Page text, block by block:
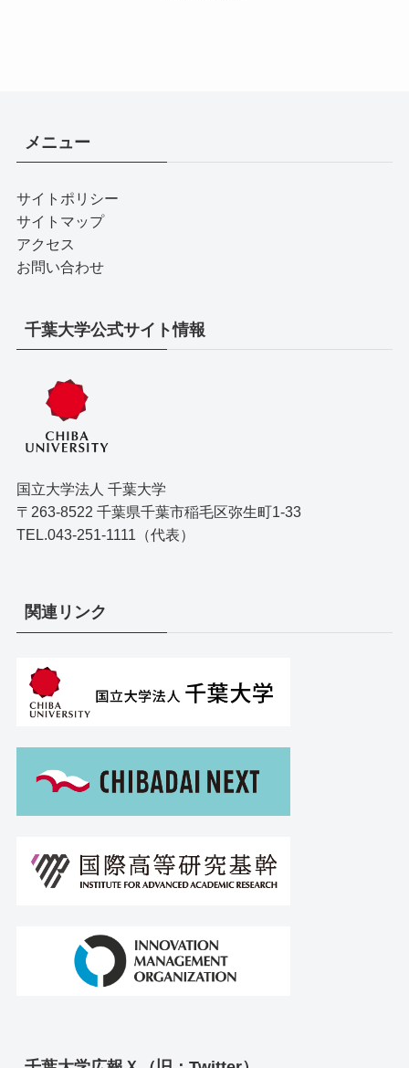
メニュー
サイトポリシー
サイトマップ
アクセス
お問い合わせ
千葉大学公式サイト情報
国立大学法人 千葉大学
〒263-8522 千葉県千葉市稲毛区弥生町1-33
TEL.043-251-1111（代表）
関連リンク